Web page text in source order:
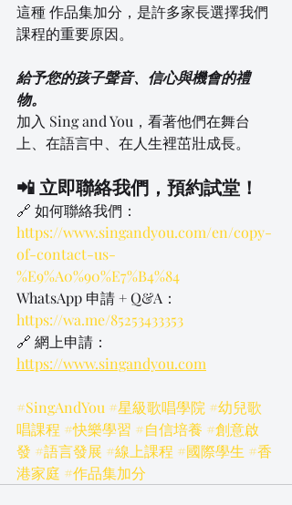
這種 作品集加分，是許多家長選擇我們
課程的重要原因。
給予您的孩子聲音、信心與機會的禮
物。
加入 Sing and You，看著他們在舞台
上、在語言中、在人生裡茁壯成長。
📲 立即聯絡我們，預約試堂！
🔗 如何聯絡我們：
https://www.singandyou.com/en/copy-
of-contact-us-
%E9%A0%90%E7%B4%84
WhatsApp 申請 + Q&A：
https://wa.me/85253433353
🔗 網上申請：
https://www.singandyou.com
#SingAndYou #星級歌唱學院 #幼兒歌
唱課程 #快樂學習 #自信培養 #創意啟
發 #語言發展 #線上課程 #國際學生 #香
港家庭 #作品集加分